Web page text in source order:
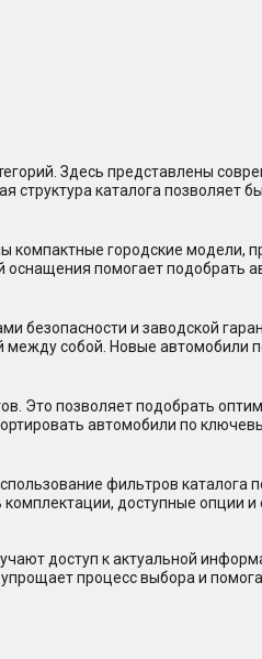
Здесь представлены
каталога позволяет
компактные городские модели,
помогает подобрать
и заводской
собой. Новые автомобили
Это позволяет подобрать
автомобили по
фильтров каталога
доступные опции
доступ к актуальной
процесс выбора и